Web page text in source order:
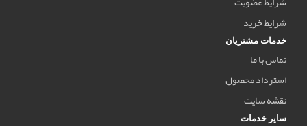
شرایط خرید
خدمات مشتریان
تماس با ما
استرداد محصول
نقشه سایت
سایر خدمات